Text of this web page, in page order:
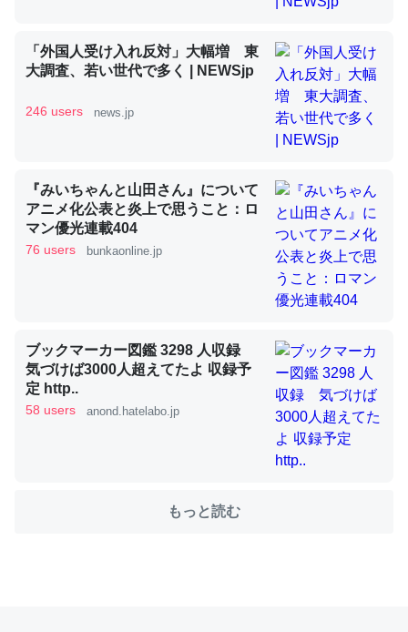
論文では「淡水はカルシウムも酸素も不足してて両方に不
利だから両方が拮抗してるのでは」とあって面白い。海に
いる鋏角類（カブトガニ・ウミグモ）はカルシウムを使わ
ずキチンを強化してる筈だが、酵素が違うのか？
これを元に考えるとカルシウムを大量に使う脊椎動物と貝
類は苦労してるんだな…。腹足類だと殻を無くしてナメク
─ニュース :: 【研究発表】昆虫学の大問題＝「昆虫はなぜ海にいな
いのか」に関する新仮説
ちぼちRingも置こうかと画策中。あと、Googleマップで
「外国人受け入れ反対」大幅増 東
大調査、若い世代で多く | NEWSjp
246 users news.jp
『みいちゃんと山田さん』について
アニメ化公表と炎上で思うこと：ロ
マン優光連載404
76 users bunkaonline.jp
ブックマーカー図鑑 3298 人収録
気づけば3000人超えてたよ 収録予
定 http..
58 users anond.hatelabo.jp
もっと読む